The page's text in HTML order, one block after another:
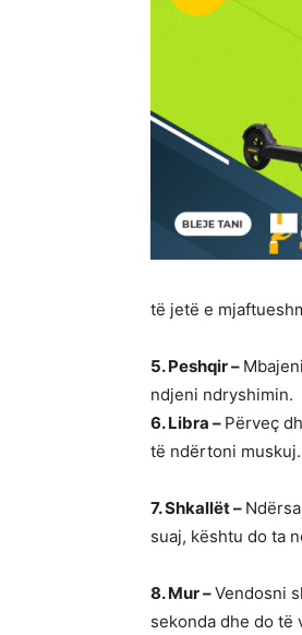
të jetë e
5. Peshqir –
ndjeni ndryshimin.
6. Libra – Përveç
të ndërtoni
7. Shkallët –
suaj, kështu do ta
8. Mur –Vendosni
sekonda dhe do të